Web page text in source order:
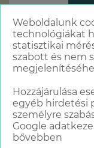
Weboldalunk
technológiákat
statisztikai
szabott és nem
Hozzájárulása
egyéb hirdetési
személyre
Google
bővebben
OROSZ GYURI: AZ
IDŐPONT: 2026.
JEGYÁR: 7.900 HUF
DIÁKJEGY ÁR : 5.900